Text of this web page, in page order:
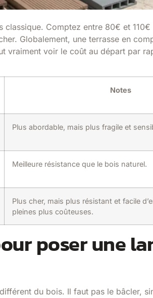
Comptez entre 80€ et
Globalement, une terrasse en
vraiment voir le coût au départ par
Notes
Plus abordable, mais plus fragile et
Meilleure résistance que le bois naturel.
Plus cher, mais plus résistant et facile
pleines plus coûteuses.
poser une
du bois. Il faut pas le bâcler,